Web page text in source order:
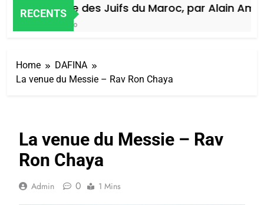
RECENTS
Histoire des Juifs du Maroc, par Alain Amiel
Home
DAFINA
La venue du Messie – Rav Ron Chaya
La venue du Messie – Rav
Ron Chaya
Admin 0 1 Mins